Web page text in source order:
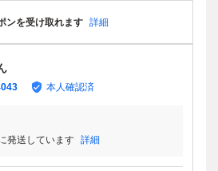
ンを受け取れます 詳細
本人確認済
発送しています 詳細